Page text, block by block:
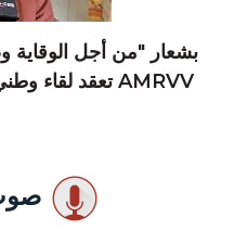
بشعار "من أجل الوقاية
AMRVV تعقد لقاء وطني بدار المحامين في البيضاء